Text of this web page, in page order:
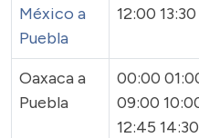
México a
Puebla
12:00
Oaxaca a
Puebla
00:00
09:00
12:45